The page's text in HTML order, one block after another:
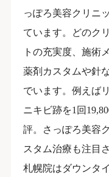
っぽろ美容クリニ
ています。どのク
トの充実度、施術
薬剤カスタムや針
でいます。例えば
ニキビ跡を1回
評。さっぽろ美容
スタム治療も注目
札幌院はダウンタ